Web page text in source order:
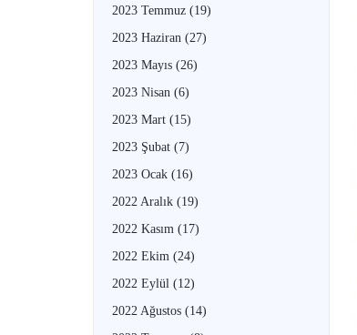
2023 Temmuz (19)
2023 Haziran (27)
2023 Mayıs (26)
2023 Nisan (6)
2023 Mart (15)
2023 Şubat (7)
2023 Ocak (16)
2022 Aralık (19)
2022 Kasım (17)
2022 Ekim (24)
2022 Eylül (12)
2022 Ağustos (14)